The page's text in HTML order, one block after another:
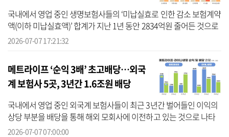
국내에서 영업 중인 생명보험사들의 ‘미납실효로 인한 감소 보험계약
액(이하 미납실효액)’ 합계가 지난 1년 동안 2834억원 줄어든 것으로
나타났다. 미납실효는 보험료가 납입일에 제때 입금되지 않았을 경우
2026-07-07 17:21:32
메트라이프 ‘순익 3배’ 초고배당…외국
계 보험사 5곳, 3년간 1.6조원 배당
국내에서 영업 중인 외국계 보험사들이 최근 3년간 벌어들인 이익의
상당 부분을 배당을 통해 해외 모회사에 이전하고 있는 것으로 나타
났다. 이 가운데 메트라이프생명, 라이나생명의 배당 집중 현상이 도
2026-07-07 07:00:00